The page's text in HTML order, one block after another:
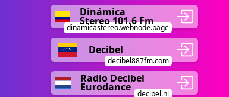
Dinámica
Stereo 101.6 Fm
dinamicastereo.webnode.page
Decibel
decibel887fm.com
Radio Decibel
Eurodance
decibel.nl